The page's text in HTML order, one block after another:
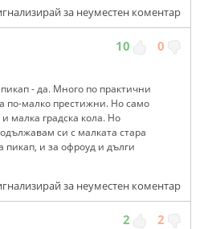
за неуместен коментар
10 0
- да. Много по практични
по-малко престижни. Но само
малка градска кола. Но
си с малката стара
пикап, и за офроуд и дълги
за неуместен коментар
2 2